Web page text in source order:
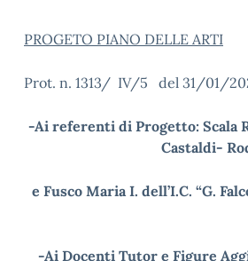
PROGETO PIANO DELLE ARTI
Prot. n. 1313/ IV/5 del 31/01/
-Ai referenti di Progetto: Scala
Castaldi-
e Fusco Maria I. dell’I.C. “G.
-Ai Docenti Tutor e Figure